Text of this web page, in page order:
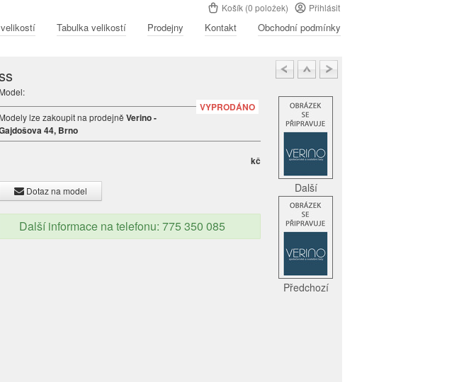
Model:
VYPRODÁNO
Modely lze zakoupit na prodejně Verino -
44, Brno
kč
Dotaz na model
Další informace na telefonu: 775 350 085
Další
Předchozí
Košík (0 položek) Přihlásit
Obchodní podmínky
Kontakt
Prodejny
Tabulka velikostí